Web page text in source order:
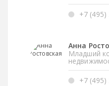
+7 (495)
Анна
Младший
+7 (495)